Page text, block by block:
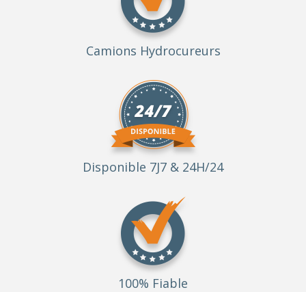
Camions Hydrocureurs
Disponible 7J7 & 24H/24
100% Fiable